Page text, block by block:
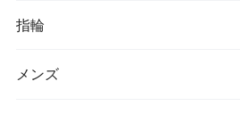
指輪
メンズ